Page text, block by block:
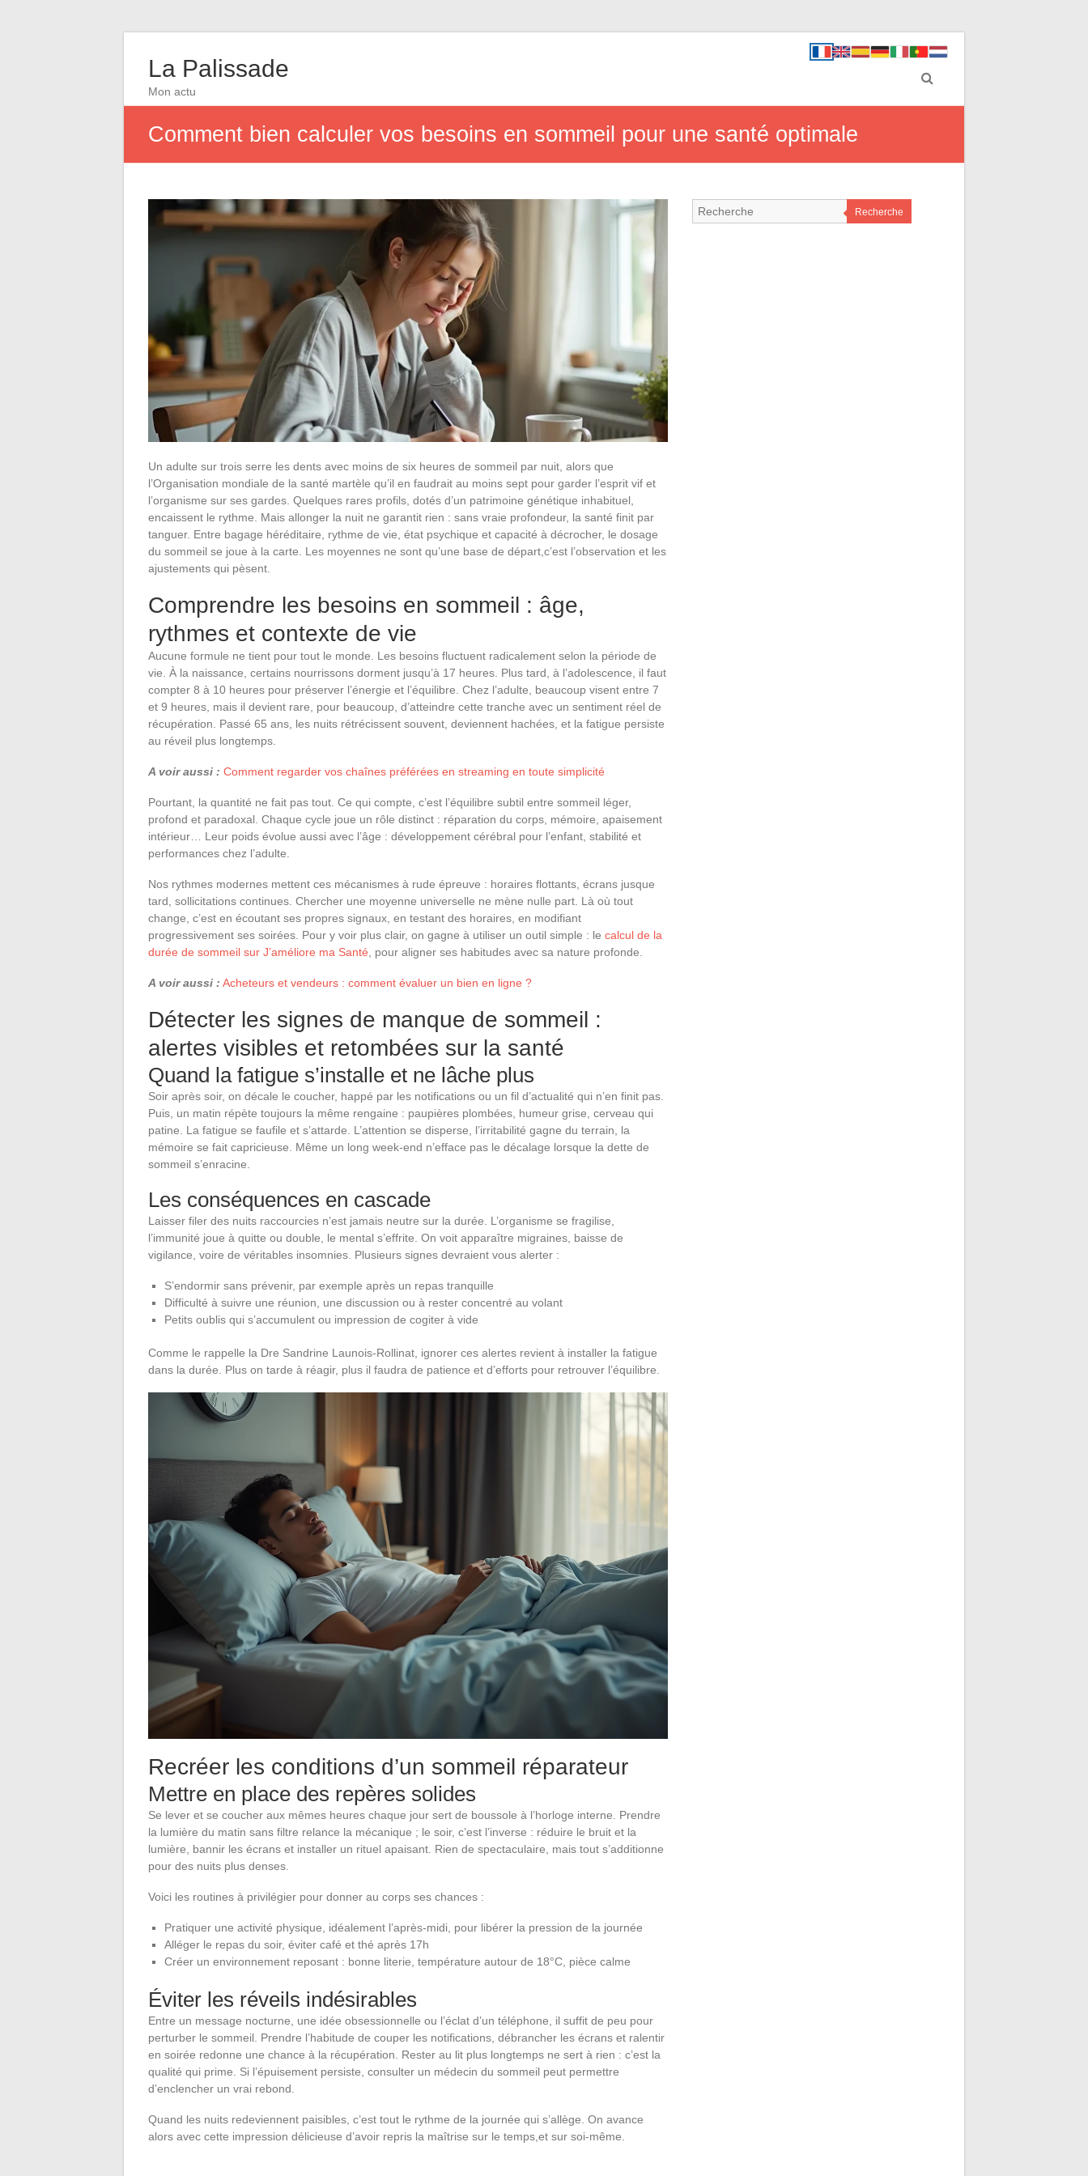
La Palissade
Mon actu
Comment bien calculer vos besoins en sommeil pour une santé optimale
Un adulte sur trois serre les dents avec moins de six heures de sommeil par nuit, alors que
l’Organisation mondiale de la santé martèle qu’il en faudrait au moins sept pour garder l’esprit vif et
l’organisme sur ses gardes. Quelques rares profils, dotés d’un patrimoine génétique inhabituel,
encaissent le rythme. Mais allonger la nuit ne garantit rien : sans vraie profondeur, la santé finit par
tanguer. Entre bagage héréditaire, rythme de vie, état psychique et capacité à décrocher, le dosage
du sommeil se joue à la carte. Les moyennes ne sont qu’une base de départ,c’est l’observation et les
ajustements qui pèsent.
Comprendre les besoins en sommeil : âge,
rythmes et contexte de vie
Aucune formule ne tient pour tout le monde. Les besoins fluctuent radicalement selon la période de
vie. À la naissance, certains nourrissons dorment jusqu’à 17 heures. Plus tard, à l’adolescence, il faut
compter 8 à 10 heures pour préserver l’énergie et l’équilibre. Chez l’adulte, beaucoup visent entre 7
et 9 heures, mais il devient rare, pour beaucoup, d’atteindre cette tranche avec un sentiment réel de
récupération. Passé 65 ans, les nuits rétrécissent souvent, deviennent hachées, et la fatigue persiste
au réveil plus longtemps.
A voir aussi : Comment regarder vos chaînes préférées en streaming en toute simplicité
Pourtant, la quantité ne fait pas tout. Ce qui compte, c’est l’équilibre subtil entre sommeil léger,
profond et paradoxal. Chaque cycle joue un rôle distinct : réparation du corps, mémoire, apaisement
intérieur… Leur poids évolue aussi avec l’âge : développement cérébral pour l’enfant, stabilité et
performances chez l’adulte.
Nos rythmes modernes mettent ces mécanismes à rude épreuve : horaires flottants, écrans jusque
tard, sollicitations continues. Chercher une moyenne universelle ne mène nulle part. Là où tout
change, c’est en écoutant ses propres signaux, en testant des horaires, en modifiant
progressivement ses soirées. Pour y voir plus clair, on gagne à utiliser un outil simple : le calcul de la
durée de sommeil sur J’améliore ma Santé , pour aligner ses habitudes avec sa nature profonde.
A voir aussi : Acheteurs et vendeurs : comment évaluer un bien en ligne ?
Détecter les signes de manque de sommeil :
alertes visibles et retombées sur la santé
Quand la fatigue s’installe et ne lâche plus
Soir après soir, on décale le coucher, happé par les notifications ou un fil d’actualité qui n’en finit pas.
Puis, un matin répète toujours la même rengaine : paupières plombées, humeur grise, cerveau qui
patine. La fatigue se faufile et s’attarde. L’attention se disperse, l’irritabilité gagne du terrain, la
mémoire se fait capricieuse. Même un long week-end n’efface pas le décalage lorsque la dette de
sommeil s’enracine.
Les conséquences en cascade
Laisser filer des nuits raccourcies n’est jamais neutre sur la durée. L’organisme se fragilise,
l’immunité joue à quitte ou double, le mental s’effrite. On voit apparaître migraines, baisse de
vigilance, voire de véritables insomnies. Plusieurs signes devraient vous alerter :
S’endormir sans prévenir, par exemple après un repas tranquille
Difficulté à suivre une réunion, une discussion ou à rester concentré au volant
Petits oublis qui s’accumulent ou impression de cogiter à vide
Comme le rappelle la Dre Sandrine Launois-Rollinat, ignorer ces alertes revient à installer la fatigue
dans la durée. Plus on tarde à réagir, plus il faudra de patience et d’efforts pour retrouver l’équilibre.
Recréer les conditions d’un sommeil réparateur
Mettre en place des repères solides
Se lever et se coucher aux mêmes heures chaque jour sert de boussole à l’horloge interne. Prendre
la lumière du matin sans filtre relance la mécanique ; le soir, c’est l’inverse : réduire le bruit et la
lumière, bannir les écrans et installer un rituel apaisant. Rien de spectaculaire, mais tout s’additionne
pour des nuits plus denses.
Voici les routines à privilégier pour donner au corps ses chances :
Pratiquer une activité physique, idéalement l’après-midi, pour libérer la pression de la journée
Alléger le repas du soir, éviter café et thé après 17h
Créer un environnement reposant : bonne literie, température autour de 18°C, pièce calme
Éviter les réveils indésirables
Entre un message nocturne, une idée obsessionnelle ou l’éclat d’un téléphone, il suffit de peu pour
perturber le sommeil. Prendre l’habitude de couper les notifications, débrancher les écrans et ralentir
en soirée redonne une chance à la récupération. Rester au lit plus longtemps ne sert à rien : c’est la
qualité qui prime. Si l’épuisement persiste, consulter un médecin du sommeil peut permettre
d’enclencher un vrai rebond.
Quand les nuits redeviennent paisibles, c’est tout le rythme de la journée qui s’allège. On avance
alors avec cette impression délicieuse d’avoir repris la maîtrise sur le temps,et sur soi-même.
Recherche